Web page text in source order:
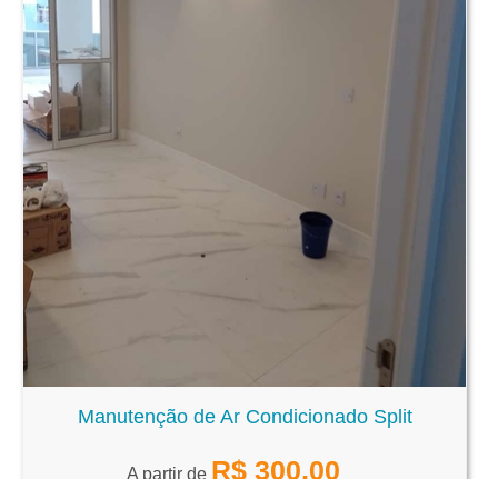
Manutenção de Ar Condicionado Split
A partir de R$ 300,00